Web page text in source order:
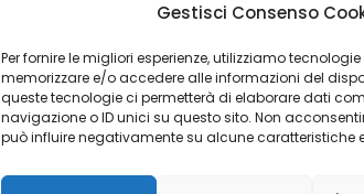
Gestisci Consenso
Per fornire le migliori esperienze, utilizziamo
memorizzare e/o accedere alle informazioni del
queste tecnologie ci permetterà di elaborare dati
navigazione o ID unici su questo sito. Non
può influire negativamente su alcune caratteristiche
Ecopelle Al Metro Per Auto – Made In Italy Alta Qualità
29,90
€